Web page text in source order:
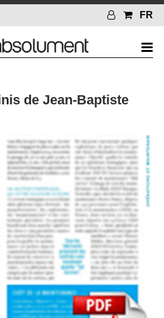
FR
de Jean-Baptiste